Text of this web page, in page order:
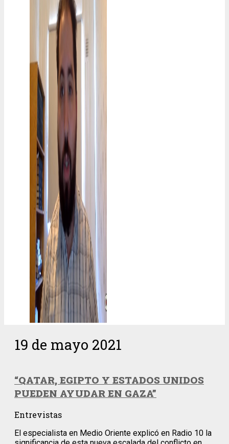
19 de mayo 2021
“QATAR, EGIPTO Y ESTADOS UNIDOS
PUEDEN AYUDAR EN GAZA”
Entrevistas
El especialista en Medio Oriente explicó en Radio 10 la